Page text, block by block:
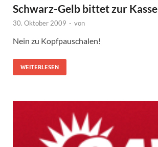
Schwarz-Gelb bittet zur Kasse
30. Oktober 2009 - von
Nein zu Kopfpauschalen!
WEITERLESEN